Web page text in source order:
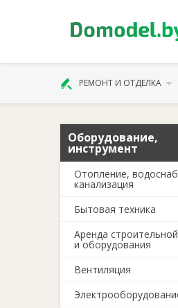
РЕМОНТ И ОТДЕЛКА
Оборудование,
инструмент
Отопление,
канализация
Бытовая техника
Аренда
и оборудования
Вентиляция